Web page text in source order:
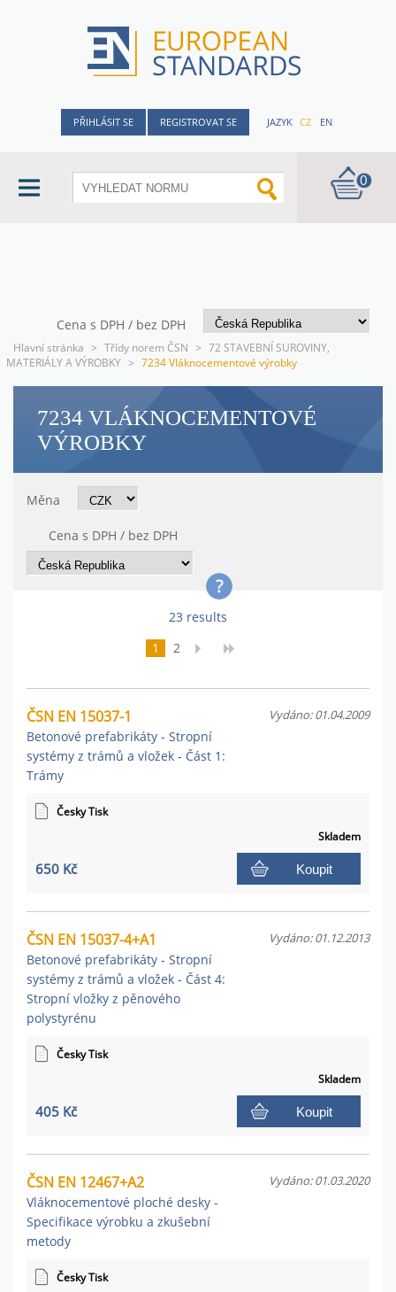
PŘIHLÁSIT SE REGISTROVAT SE JAZYK CZ EN
0
Cena s DPH / bez DPH
Hlavní stránka > Třídy norem ČSN > 72 STAVEBNÍ SUROVINY,
MATERIÁLY A VÝROBKY > 7234 Vláknocementové výrobky
7234 VLÁKNOCEMENTOVÉ
VÝROBKY
Měna
Cena s DPH / bez DPH
23 results
1
2
ČSN EN 15037-1
Betonové prefabrikáty - Stropní
systémy z trámů a vložek - Část 1:
Trámy
Vydáno: 01.04.2009
Česky Tisk
Skladem
650 Kč Koupit
ČSN EN 15037-4+A1
Betonové prefabrikáty - Stropní
systémy z trámů a vložek - Část 4:
Stropní vložky z pěnového
polystyrénu
Vydáno: 01.12.2013
Česky Tisk
Skladem
405 Kč Koupit
ČSN EN 12467+A2
Vláknocementové ploché desky -
Specifikace výrobku a zkušební
metody
Vydáno: 01.03.2020
Česky Tisk